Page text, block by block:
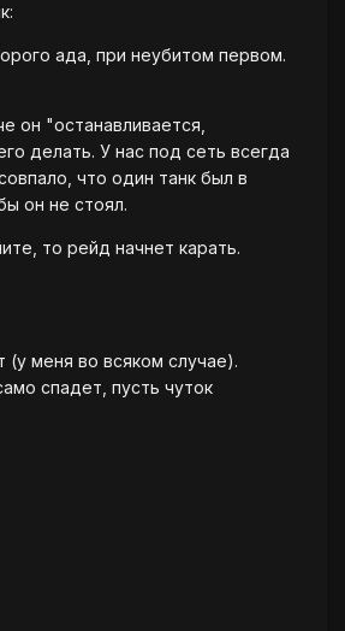
ада, при неубитом первом.
он "останавливается,
делать. У нас под сеть всегда
что один танк был в
он не стоял.
то рейд начнет карать.
(у меня во всяком случае).
спадет, пусть чуток